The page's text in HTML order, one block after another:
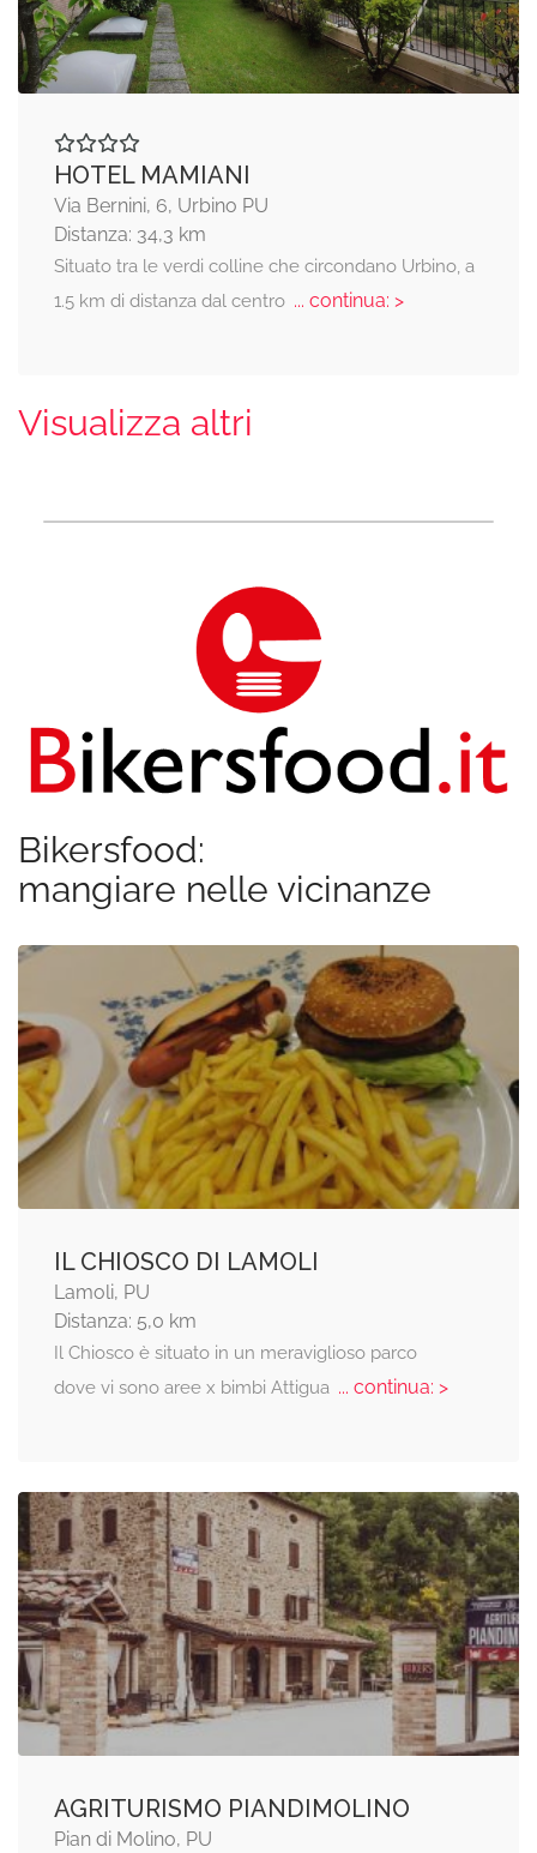
HOTEL MAMIANI
Via Bernini, 6, Urbino PU
Distanza: 34,3 km
Situato tra le verdi colline che circondano Urbino, a
1.5 km di distanza dal centro... continua: >
Visualizza altri
Bikersfood:
mangiare nelle vicinanze
IL CHIOSCO DI LAMOLI
Lamoli, PU
Distanza: 5,0 km
Il Chiosco è situato in un meraviglioso parco
dove vi sono aree x bimbi Attigua... continua: >
AGRITURISMO PIANDIMOLINO
Pian di Molino, PU